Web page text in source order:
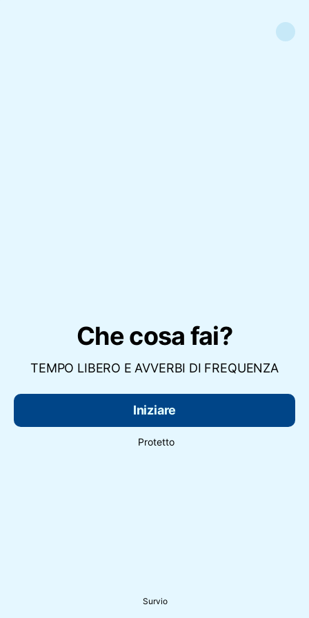
Che cosa fai?
TEMPO LIBERO E AVVERBI DI FREQUENZA
Iniziare
Protetto
Survio